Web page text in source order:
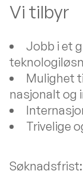
Vi tilbyr
Jobb i et
Mulighet
nasjonalt og
Trivelige
Søknadsfrist: